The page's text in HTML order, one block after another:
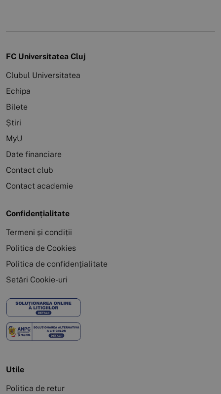
FC Universitatea Cluj
Clubul Universitatea
Echipa
Bilete
Știri
MyU
Date financiare
Contact club
Contact academie
Confidențialitate
Termeni și condiții
Politica de Cookies
Politica de confidențialitate
Setări Cookie-uri
Utile
Politica de retur